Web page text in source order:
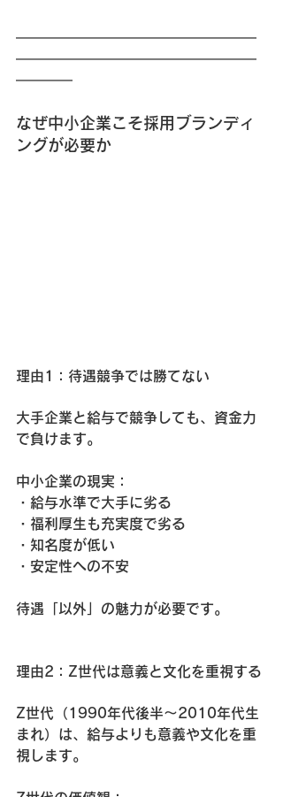
━━━━━━━━━━━━━━━━━
━━━━━━━━━━━━━━━━━
━━━━
なぜ中小企業こそ採用ブランディ
ングが必要か
理由1：待遇競争では勝てない
大手企業と給与で競争しても、資金力
で負けます。
中小企業の現実：
・給与水準で大手に劣る
・福利厚生も充実度で劣る
・知名度が低い
・安定性への不安
待遇「以外」の魅力が必要です。
理由2：Z世代は意義と文化を重視する
Z世代（1990年代後半〜2010年代生
まれ）は、給与よりも意義や文化を重
視します。